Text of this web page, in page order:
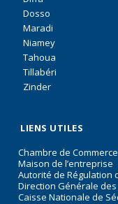
Dosso
Maradi
Niamey
Tahoua
Tillabéri
Zinder
LIENS UTILES
Chambre de
Maison de l’entreprise
Autorité de Régulation
Direction Générale
Caisse Nationale de